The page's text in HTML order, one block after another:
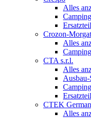
Alles
Crozon-
Alles
CTA s.r.l.
Alles
CTEK
Alles